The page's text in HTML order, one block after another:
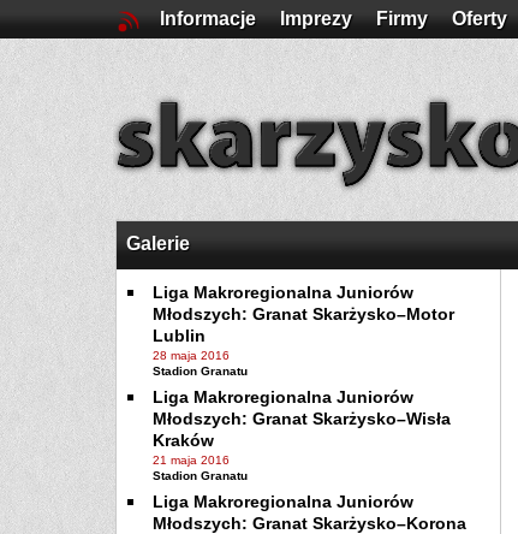
Informacje Imprezy Firmy Oferty
Galerie
Liga Makroregionalna Juniorów
Młodszych: Granat Skarżysko–Motor
Lublin
28 maja 2016
Stadion Granatu
Liga Makroregionalna Juniorów
Młodszych: Granat Skarżysko–Wisła
Kraków
21 maja 2016
Stadion Granatu
Liga Makroregionalna Juniorów
Młodszych: Granat Skarżysko–Korona